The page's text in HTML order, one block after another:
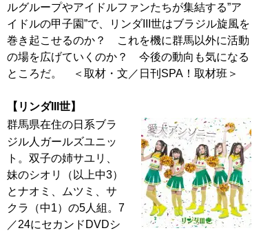
ルグループやアイドルファンたちが集結する”ア
イドルの甲子園”で、リンダIII世はブラジル旋風を
巻き起こせるのか？ これを機に群馬以外に活動
の場を広げていくのか？ 今後の動向も気になる
ところだ。 ＜取材・文／日刊SPA！取材班＞
【リンダIII世】
群馬県在住の日系ブラ
ジル人ガールズユニッ
ト。双子の姉サユリ、
妹のシオリ（以上中3）
とナオミ、ムツミ、サ
クラ（中1）の5人組。7
／24にセカンドDVDシ